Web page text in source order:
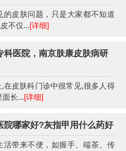
的皮肤问题，只是大家都不知道
不仅...[详细]
科医院，南京肤康皮肤病研
在皮肤科门诊中很常见,很多人得
面长...[详细]
院哪家好?灰指甲用什么药好
活带来不便，如握手、端茶、传